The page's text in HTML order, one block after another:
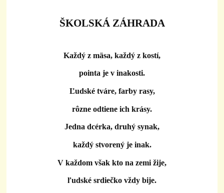
ŠKOLSKÁ ZÁHRADA
Každý z mäsa, každý z kostí,
pointa je v inakosti.
Ľudské tváre, farby rasy,
rôzne odtiene ich krásy.
Jedna dcérka, druhý synak,
každý stvorený je inak.
V každom však kto na zemi žije,
ľudské srdiečko vždy bije.